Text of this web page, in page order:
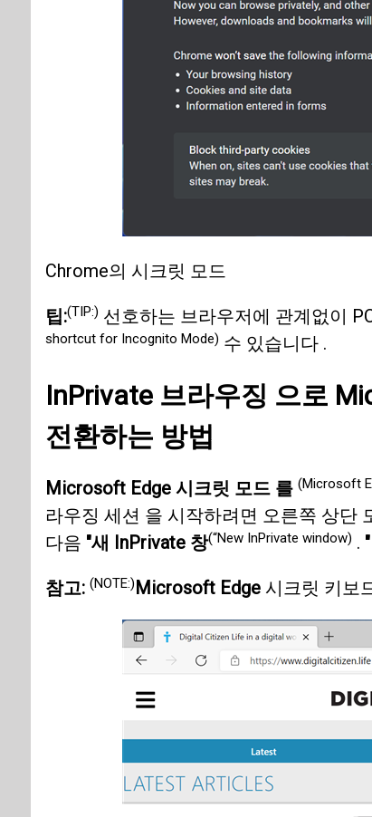
Chrome의 시크릿 모드
팁:(TIP:) 선호하는 브라우저에 관계없이
shortcut for Incognito Mode) 수 있습니다 .
InPrivate브라우징 으로
전환하는 방법
Microsoft Edge 시크릿 모드 를 (Microsoft
라우징 세션 을 시작하려면 오른쪽 상단
다음 "새 InPrivate 창(“New InPrivate window) . "
참고: (NOTE:) Microsoft Edge시크릿 키보